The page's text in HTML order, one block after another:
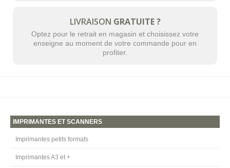
IMPRIMANTES ET SCANNERS
Imprimantes petits formats
Imprimantes A3 et +
LIVRAISON GRATUITE ?
Optez pour le retrait en magasin et choisissez votre
enseigne au moment de votre commande pour en
profiter.